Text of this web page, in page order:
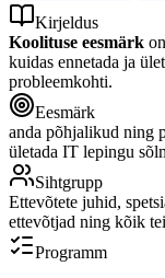
Kirjeldus
Koolituse eesmärk
kuidas ennetada ja
probleemkohti.
Eesmärk
anda põhjalikud ning
ületada IT lepingu
Sihtgrupp
Ettevõtete juhid,
ettevõtjad ning kõik
Programm